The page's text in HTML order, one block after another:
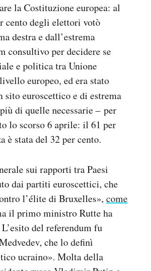
la Costituzione europea: al
cento degli elettori votò
destra e dall’estrema
consultivo per decidere se
e politica tra Unione
europeo, ed era stato
sito euroscettico e di estrema
di quelle necessarie – per
lo scorso 6 aprile: il 61 per
è stata del 32 per cento.
sui rapporti tra Paesi
dai partiti euroscettici, che
l’élite di Bruxelles», come
il primo ministro Rutte ha
del referendum fu
che lo definì
ucraino». Molta della